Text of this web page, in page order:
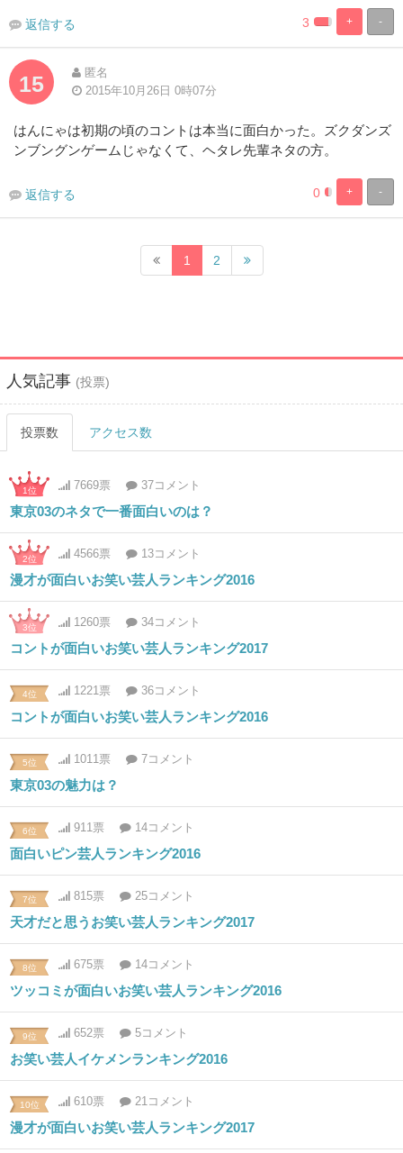
-
+
3
返信する
15
匿名
2015年10月26日 0時07分
はんにゃは初期の頃のコントは本当に面白かった。ズクダンズ
ンブングンゲームじゃなくて、ヘタレ先輩ネタの方。
-
+
0
返信する
1 2
人気記事 (投票)
投票数 アクセス数
1位 7669票 37コメント
東京03のネタで一番面白いのは？
2位 4566票 13コメント
漫才が面白いお笑い芸人ランキング2016
3位 1260票 34コメント
コントが面白いお笑い芸人ランキング2017
4位 1221票 36コメント
コントが面白いお笑い芸人ランキング2016
5位 1011票 7コメント
東京03の魅力は？
6位 911票 14コメント
面白いピン芸人ランキング2016
7位 815票 25コメント
天才だと思うお笑い芸人ランキング2017
8位 675票 14コメント
ツッコミが面白いお笑い芸人ランキング2016
9位 652票 5コメント
お笑い芸人イケメンランキング2016
10位 610票 21コメント
漫才が面白いお笑い芸人ランキング2017